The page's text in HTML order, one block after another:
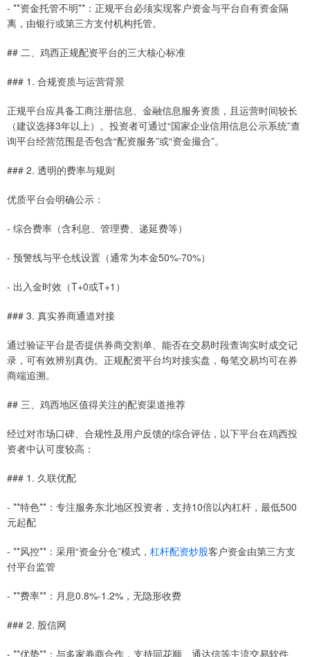
- **资金托管不明**：正规平台必须实现客户资金与平台自有资金隔
离，由银行或第三方支付机构托管。
## 二、鸡西正规配资平台的三大核心标准
### 1. 合规资质与运营背景
正规平台应具备工商注册信息、金融信息服务资质，且运营时间较长
（建议选择3年以上）。投资者可通过“国家企业信用信息公示系统”查
询平台经营范围是否包含“配资服务”或“资金撮合”。
### 2. 透明的费率与规则
优质平台会明确公示：
- 综合费率（含利息、管理费、递延费等）
- 预警线与平仓线设置（通常为本金50%-70%）
- 出入金时效（T+0或T+1）
### 3. 真实券商通道对接
通过验证平台是否提供券商交割单、能否在交易时段查询实时成交记
录，可有效辨别真伪。正规配资平台均对接实盘，每笔交易均可在券
商端追溯。
## 三、鸡西地区值得关注的配资渠道推荐
经过对市场口碑、合规性及用户反馈的综合评估，以下平台在鸡西投
资者中认可度较高：
### 1. 久联优配
- **特色**：专注服务东北地区投资者，支持10倍以内杠杆，最低500
元起配
- **风控**：采用“资金分仓”模式， 杠杆配资炒股客户资金由第三方支
付平台监管
- **费率**：月息0.8%-1.2%，无隐形收费
### 2. 股信网
- **优势**：与多家券商合作，支持同花顺、通达信等主流交易软件